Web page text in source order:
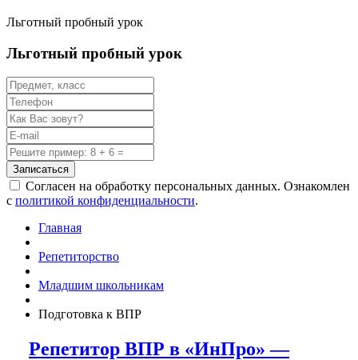
Льготный пробный урок
Льготный пробный урок
Записаться
Согласен на обработку персональных данных. Ознакомлен
с политикой конфиденциальности.
Главная
Репетиторство
Младшим школьникам
Подготовка к ВПР
Репетитор ВПР в «ИнПро» —